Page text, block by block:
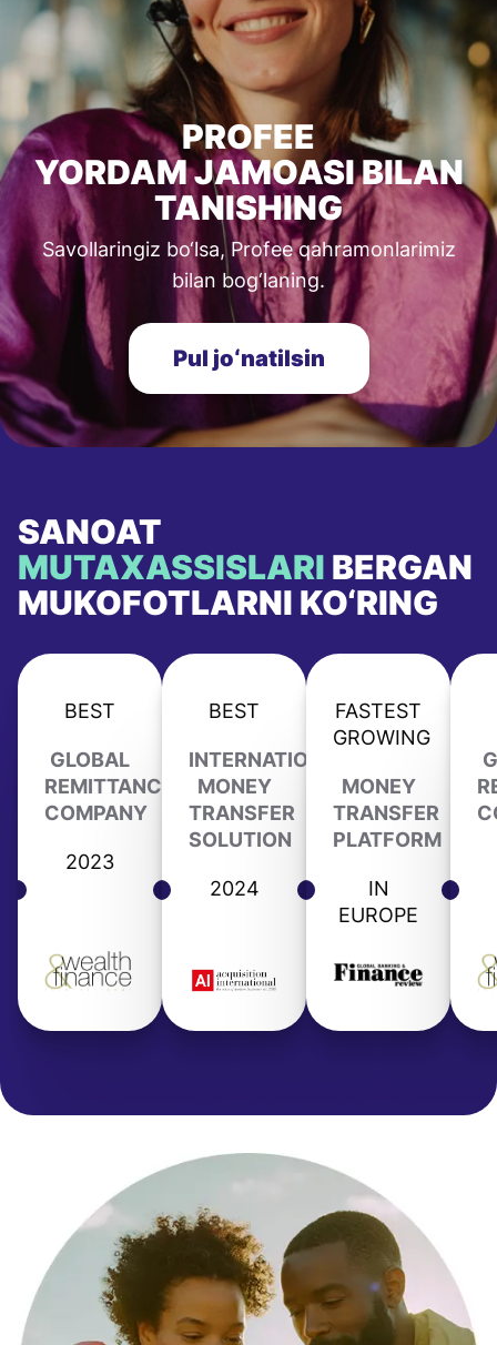
PROFEE
YORDAM JAMOASI BILAN
TANISHING
Savollaringiz bo‘lsa, Profee qahramonlarimiz
bilan bog‘laning.
Pul joʻnatilsin
SANOAT
MUTAXASSISLARI BERGAN
MUKOFOTLARNI KO‘RING
BEST
GLOBAL
REMITTANCE
COMPANY
2023
BEST
INTERNATIONAL
MONEY
TRANSFER
SOLUTION
2024
FASTEST
GROWING
MONEY
TRANSFER
PLATFORM
IN
EUROPE